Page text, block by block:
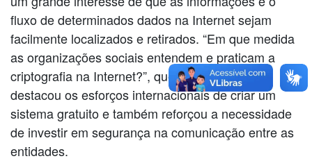
fluxo de determinados dados na Internet sejam
facilmente localizados e retirados. “Em que medida
as organizações sociais entendem e praticam a
criptografia na Internet?”, questiona. Afonso
destacou os esforços internacionais de criar um
sistema gratuito e também reforçou a necessidade
de investir em segurança na comunicação entre as
entidades.